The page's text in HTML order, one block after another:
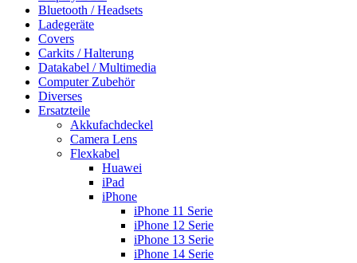
Bluetooth / Headsets
Ladegeräte
Covers
Carkits / Halterung
Datakabel / Multimedia
Computer Zubehör
Diverses
Ersatzteile
Akkufachdeckel
Camera Lens
Flexkabel
Huawei
iPad
iPhone
iPhone 11 Serie
iPhone 12 Serie
iPhone 13 Serie
iPhone 14 Serie